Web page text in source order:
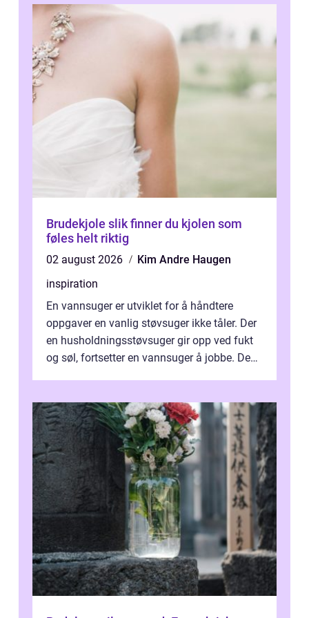
Brudekjole slik finner du kjolen som
føles helt riktig
02 august 2026
Kim Andre Haugen
inspiration
En vannsuger er utviklet for å håndtere
oppgaver en vanlig støvsuger ikke tåler. Der
en husholdningsstøvsuger gir opp ved fukt
og søl, fortsetter en vannsuger å jobbe. Den